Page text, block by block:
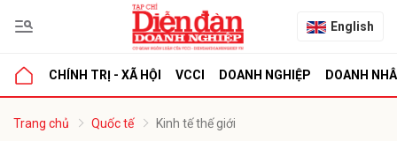
English
CHÍNH TRỊ - XÃ HỘI VCCI DOANH NGHIỆP DOANH
Trang chủ Quốc tế Kinh tế thế giới
luận